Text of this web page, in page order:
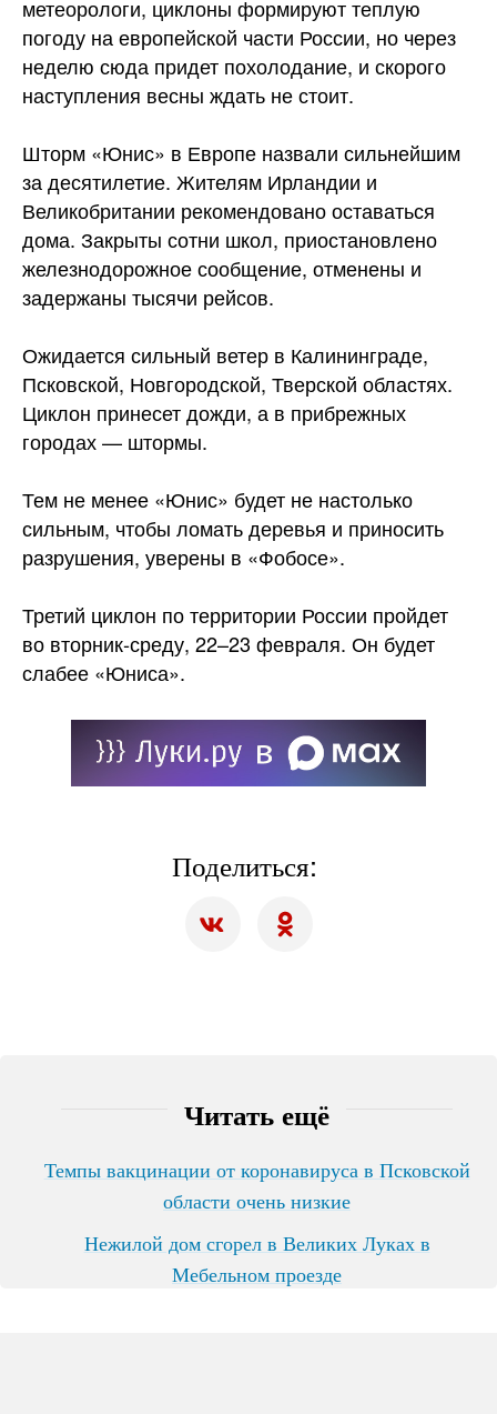
метеорологи, циклоны формируют теплую
погоду на европейской части России, но через
неделю сюда придет похолодание, и скорого
наступления весны ждать не стоит.
Шторм «Юнис» в Европе назвали сильнейшим
за десятилетие. Жителям Ирландии и
Великобритании рекомендовано оставаться
дома. Закрыты сотни школ, приостановлено
железнодорожное сообщение, отменены и
задержаны тысячи рейсов.
Ожидается сильный ветер в Калининграде,
Псковской, Новгородской, Тверской областях.
Циклон принесет дожди, а в прибрежных
городах — штормы.
Тем не менее «Юнис» будет не настолько
сильным, чтобы ломать деревья и приносить
разрушения, уверены в «Фобосе».
Третий циклон по территории России пройдет
во вторник-среду, 22–23 февраля. Он будет
слабее «Юниса».
Поделиться:
Читать ещё
Темпы вакцинации от коронавируса в Псковской
области очень низкие
Нежилой дом сгорел в Великих Луках в
Мебельном проезде